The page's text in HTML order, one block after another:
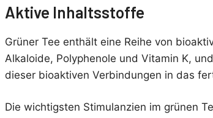
Aktive Inhaltsstoffe
Grüner Tee enthält eine Reihe von
Alkaloide, Polyphenole und Vitamin K,
dieser bioaktiven Verbindungen in das
Die wichtigsten Stimulanzien im grünen